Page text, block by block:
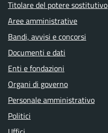
Titolare del potere sostitutivo
Aree amministrative
Bandi, avvisi e concorsi
Documenti e dati
Enti e fondazioni
Organi di governo
Personale amministrativo
Politici